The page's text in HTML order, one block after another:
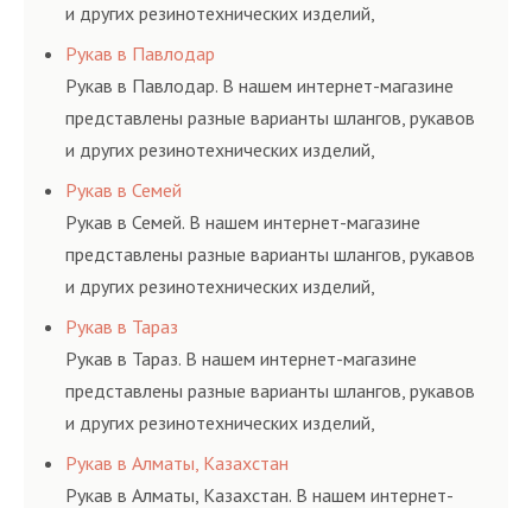
и других резинотехнических изделий,
соответствующих ГОСТам, техническим условиям
и нормативам.
Рукав в Павлодар
Рукав в Павлодар. В нашем интернет-магазине
представлены разные варианты шлангов, рукавов
и других резинотехнических изделий,
соответствующих ГОСТам, техническим условиям
и нормативам.
Рукав в Семей
Рукав в Семей. В нашем интернет-магазине
представлены разные варианты шлангов, рукавов
и других резинотехнических изделий,
соответствующих ГОСТам, техническим условиям
и нормативам.
Рукав в Тараз
Рукав в Тараз. В нашем интернет-магазине
представлены разные варианты шлангов, рукавов
и других резинотехнических изделий,
соответствующих ГОСТам, техническим условиям
и нормативам.
Рукав в Алматы, Казахстан
Рукав в Алматы, Казахстан. В нашем интернет-